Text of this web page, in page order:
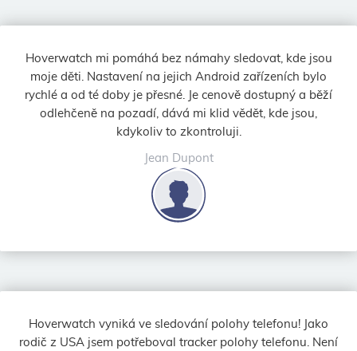
Hoverwatch vyniká ve sledování polohy telefonu! Jako
rodič z USA jsem potřeboval tracker polohy telefonu. Není
Hoverwatch mi pomáhá bez námahy sledovat, kde jsou
moje děti. Nastavení na jejich Android zařízeních bylo
rychlé a od té doby je přesné. Je cenově dostupný a běží
odlehčeně na pozadí, dává mi klid vědět, kde jsou,
kdykoliv to zkontroluji.
Jean Dupont